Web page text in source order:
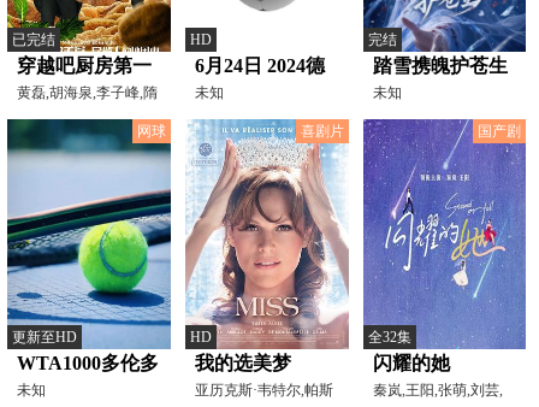
已完结
穿越吧厨房第一
季
黄磊,胡海泉,李子峰,隋
凯
HD
6月24日 2024德
国欧洲杯小组赛
德国VS瑞士
未知
完结
踏雪携魄护苍生
未知
网球
更新至HD
WTA1000多伦多
站女单第二轮：
未知
喜剧片
HD
我的选美梦
亚历克斯·韦特尔,帕斯
国产剧
全32集
闪耀的她
秦岚,王阳,张萌,刘芸,